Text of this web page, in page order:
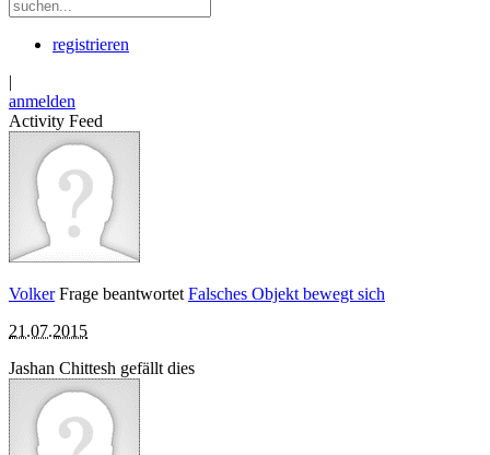
registrieren
|
anmelden
Activity Feed
VolkerFrage beantwortet Falsches Objekt bewegt sich
21.07.2015
Jashan Chittesh gefällt dies